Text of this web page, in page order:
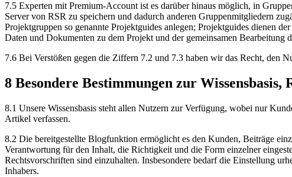
7.5 Experten mit Premium-Account ist es darüber hinaus möglich, in
Server von RSR zu speichern und dadurch anderen Gruppenmitgliedern
Projektgruppen so genannte Projektguides anlegen; Projektguides dienen
Daten und Dokumenten zu dem Projekt und der gemeinsamen
7.6 Bei Verstößen gegen die Ziffern 7.2 und 7.3 haben wir das Recht, den
8 Besondere Bestimmungen zur Wissensbasis,
8.1 Unsere Wissensbasis steht allen Nutzern zur Verfügung, wobei nur
Artikel verfassen.
8.2 Die bereitgestellte Blogfunktion ermöglicht es den Kunden, Beiträge
Verantwortung für den Inhalt, die Richtigkeit und die Form einzelner
Rechtsvorschriften sind einzuhalten. Insbesondere bedarf die Einstellung
Inhabers.